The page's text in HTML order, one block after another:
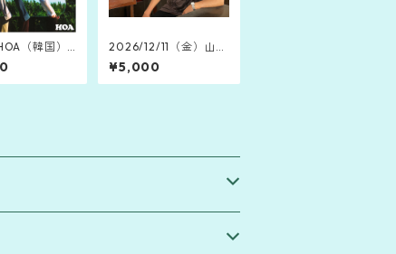
（韓国）
is not
2026/12/11（金）山木
康世 Live Library 2
026 ～沖縄師走冬銀河
★島のXmas～（那
¥5,000